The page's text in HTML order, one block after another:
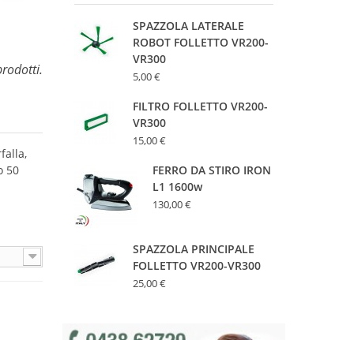
50
SPAZZOLA LATERALE
ROBOT FOLLETTO VR200-
VR300
5,00 €
FILTRO FOLLETTO VR200-
VR300
15,00 €
FERRO DA STIRO IRON
L1 1600w
130,00 €
SPAZZOLA PRINCIPALE
FOLLETTO VR200-VR300
25,00 €